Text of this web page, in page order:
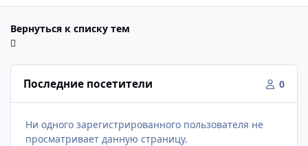
Вернуться к списку тем
Последние посетители 0
Ни одного зарегистрированного пользователя не
просматривает данную страницу.